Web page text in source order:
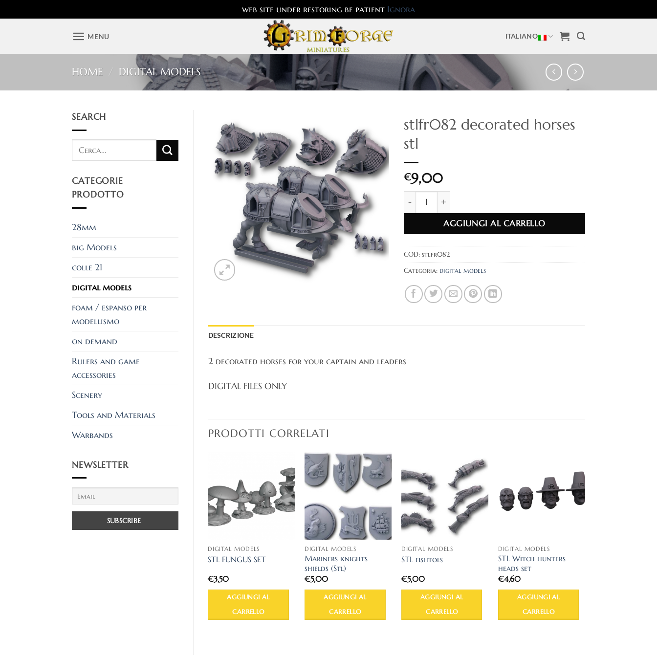
web site under restoring be patient Ignora
contenuti
MENU ITALIANO
HOME / DIGITAL MODELS
SEARCH
CATEGORIE
PRODOTTO
28mm
big Models
colle 21
digital models
foam / espanso per
modellismo
on demand
Rulers and game
accessories
Scenery
Tools and Materials
Warbands
NEWSLETTER
stlfr082 decorated horses
stl
€9,00
stlfr082 decorated horses stl quantità
AGGIUNGI AL CARRELLO
COD:stlfr082
Categoria: digital models
DESCRIZIONE
2 decorated horses for your captain and leaders
DIGITAL FILES ONLY
PRODOTTI CORRELATI
DIGITAL MODELS
STL FUNGUS SET
€3,50
AGGIUNGI AL
CARRELLO
DIGITAL MODELS
Mariners knights
shields (Stl)
€5,00
AGGIUNGI AL
CARRELLO
DIGITAL MODELS
STL fishtols
€5,00
AGGIUNGI AL
CARRELLO
DIGITAL MODELS
STL Witch hunters
heads set
€4,60
AGGIUNGI AL
CARRELLO